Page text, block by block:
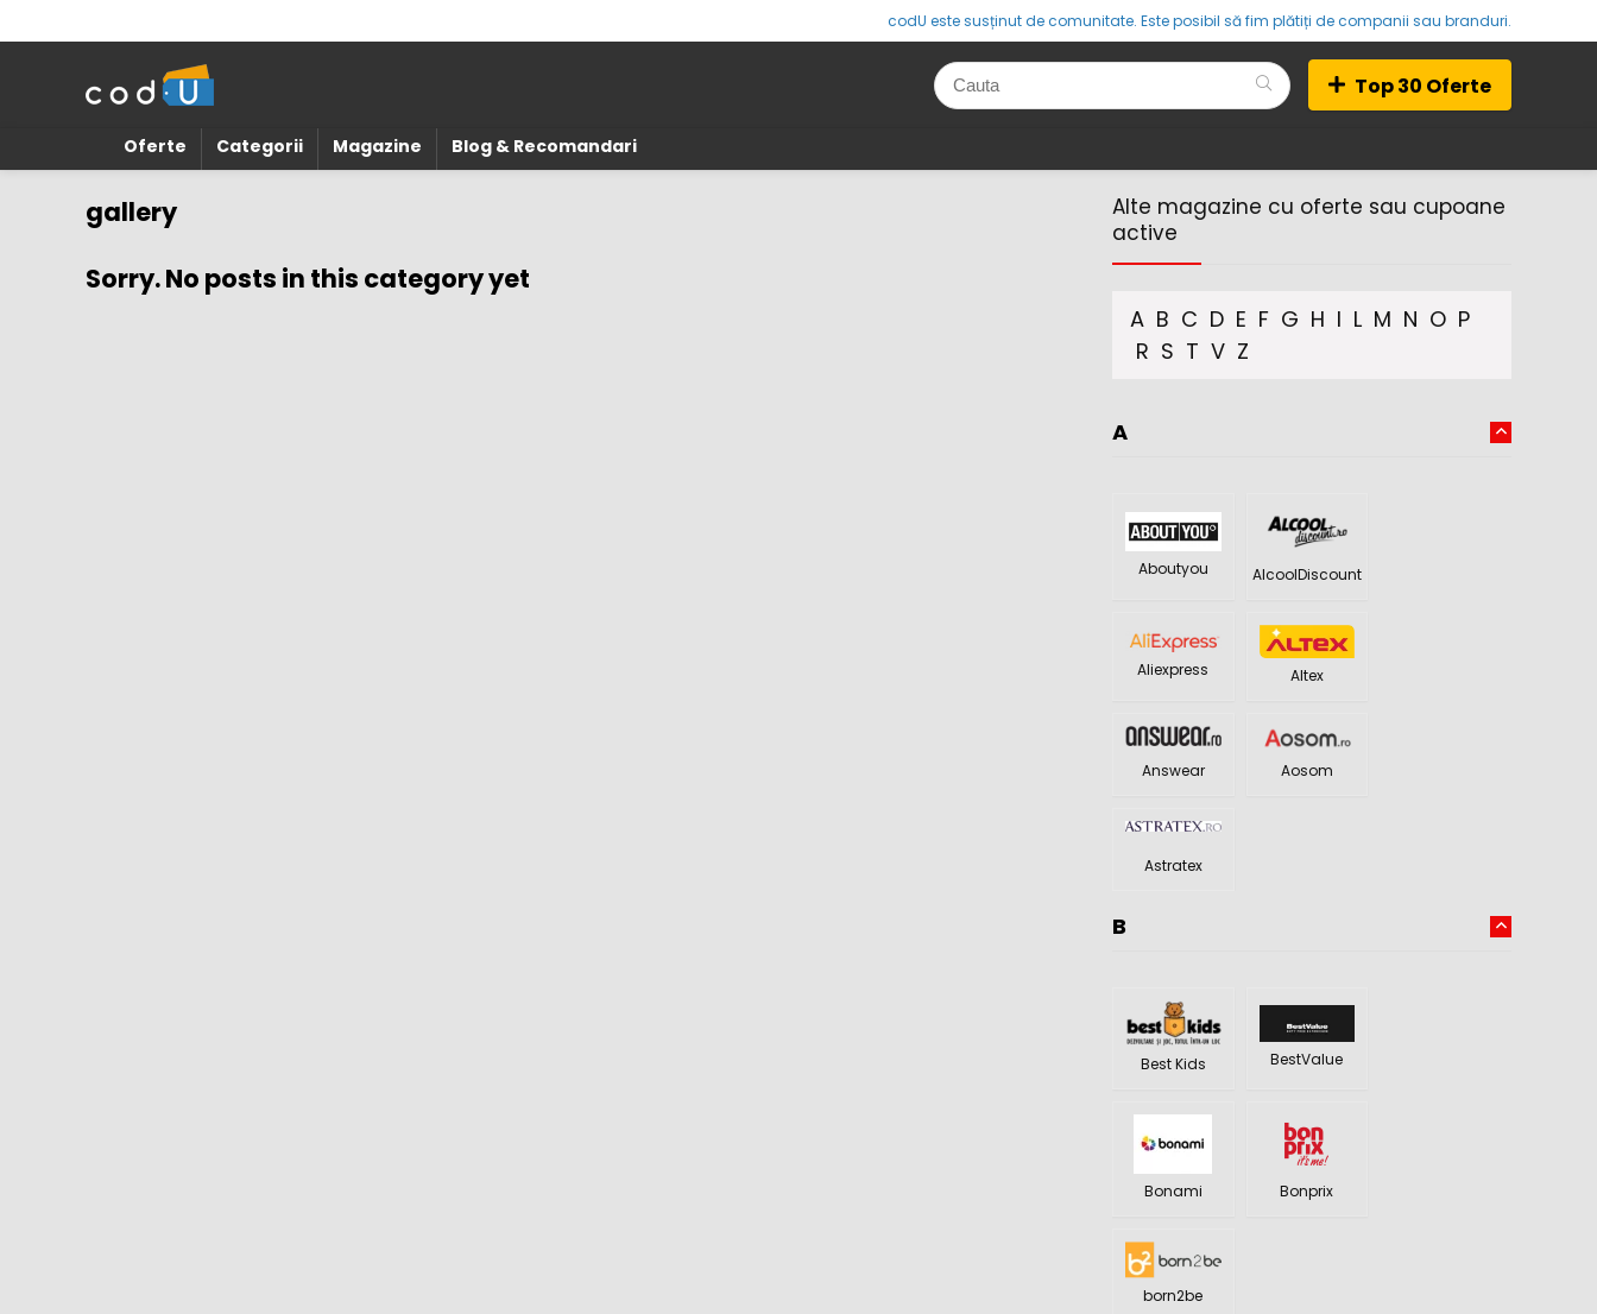
codU este susținut de comunitate. Este posibil să fim plătiți de companii sau branduri.
Top 30 Oferte
Oferte Categorii Magazine Blog & Recomandari
gallery
Sorry. No posts in this category yet
Alte magazine cu oferte sau cupoane
active
A B C D E F G H I L M N O P
R S T V Z
A
Aboutyou AlcoolDiscount
Aliexpress Altex
Answear Aosom
Astratex
B
Best Kids BestValue
Bonami Bonprix
born2be